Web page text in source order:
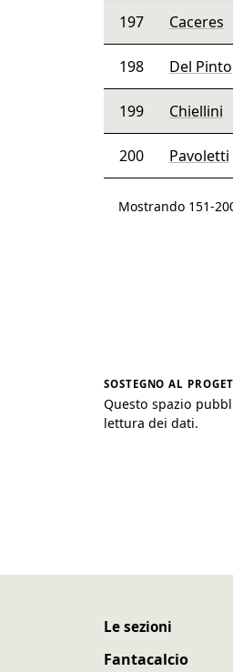
197 Caceres
198 Del Pinto
199 Chiellini
200 Pavoletti
Mostrando 151-
SOSTEGNO AL
Questo spazio
lettura dei dati.
Le sezioni
Fantacalcio